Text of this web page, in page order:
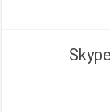
نرم افزار مکالمه اینترنتی اسکایپ – Skype